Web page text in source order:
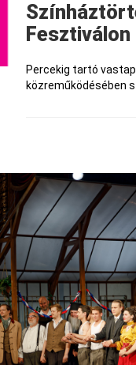
Színháztörténeti pillanatok a HolnapUtán
Fesztiválon
Percekig tartó
közreműködésében